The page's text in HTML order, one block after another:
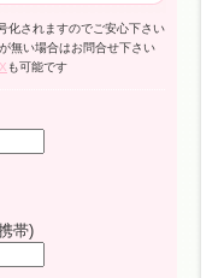
化されますのでご安心下さい
無い場合はお問合せ下さい
も可能です
帯)